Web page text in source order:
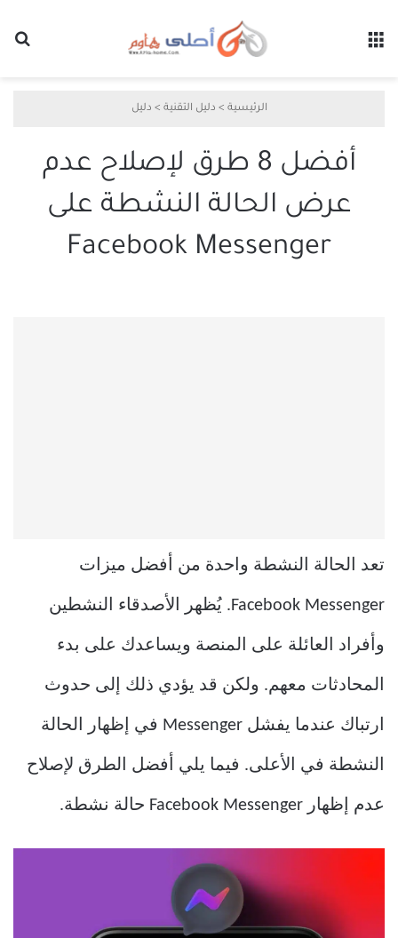
الرئيسية > دليل التقنية > دليل
أفضل 8 طرق لإصلاح عدم
عرض الحالة النشطة على
Facebook Messenger
تعد الحالة النشطة واحدة من أفضل ميزات
Facebook Messenger. يُظهر الأصدقاء النشطين
وأفراد العائلة على المنصة ويساعدك على بدء
المحادثات معهم. ولكن قد يؤدي ذلك إلى حدوث
ارتباك عندما يفشل Messenger في إظهار الحالة
النشطة في الأعلى. فيما يلي أفضل الطرق لإصلاح
عدم إظهار Facebook Messenger حالة نشطة.